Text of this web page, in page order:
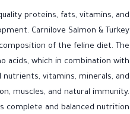
proteins, fats, vitamins, and
Carnilove Salmon & Turkey
of the feline diet. The
acids, which in combination with
vitamins, minerals, and
muscles, and natural immunity.
complete and balanced nutrition